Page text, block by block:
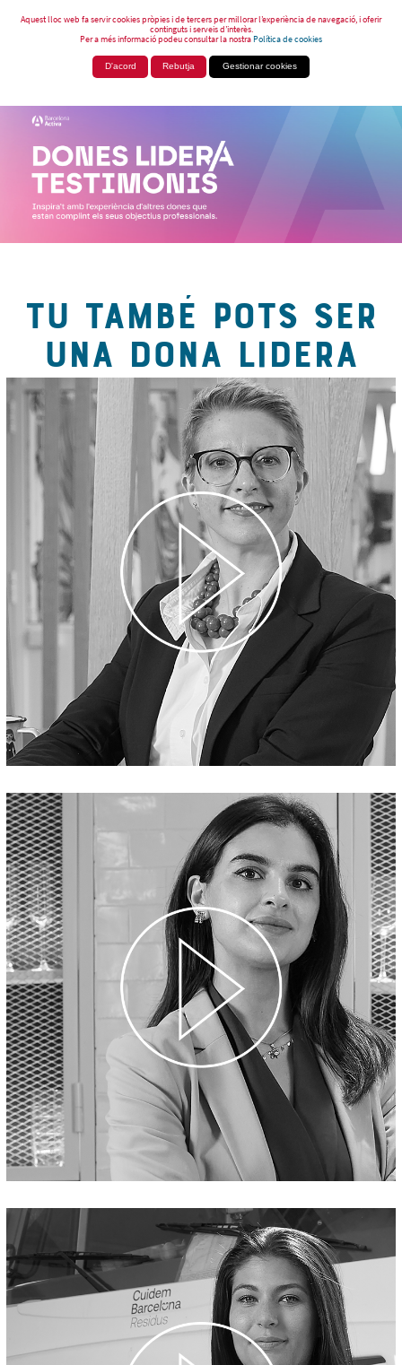
Aquest lloc web fa servir cookies pròpies i de tercers per millorar l’experiència de navegació, i oferir
continguts i serveis d’interès.
Per a més informació podeu consultar la nostraPolítica de cookies
D'acord Rebutja Gestionar cookies
TU TAMBÉ POTS SER
UNA DONA LIDERA